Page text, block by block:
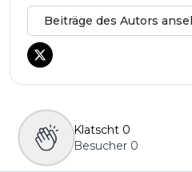
Beiträge des Autors
Klatscht 0
Besucher 0